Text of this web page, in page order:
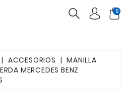
0
ACCESORIOS
MANILLA
MERCEDES BENZ